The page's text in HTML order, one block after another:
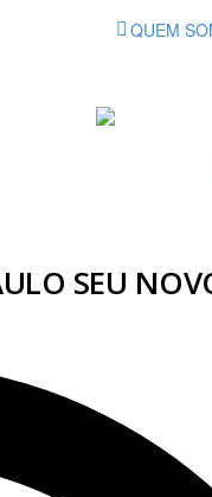
QUEM
SEU